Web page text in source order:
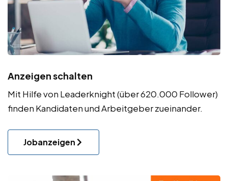
Anzeigen schalten
Mit Hilfe von Leaderknight (über 620.000 Follower)
finden Kandidaten und Arbeitgeber zueinander.
Jobanzeigen